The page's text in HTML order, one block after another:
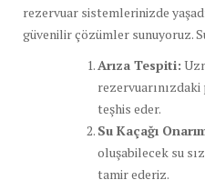
rezervuar sistemlerinizde
güvenilir çözümler sunuyoruz.
Arıza Tespiti:
teşhis eder.
Su Kaçağı
oluşabilecek su
tamir ederiz.